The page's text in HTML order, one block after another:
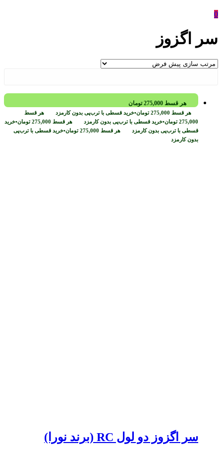
0
سر اگزوز
هر قسط 275,000 تومان
هر قسط 275,000 تومان•خرید قسطی با ترب‌پی بدون کارمزد
هر قسط
275,000 تومان•خرید قسطی با ترب‌پی بدون کارمزد هر قسط 275,000 تومان•خرید
قسطی با ترب‌پی بدون کارمزد
هر قسط 275,000 تومان•خرید قسطی با ترب‌پی
بدون کارمزد
سر اگزوز دو لول RC (برند نورا)